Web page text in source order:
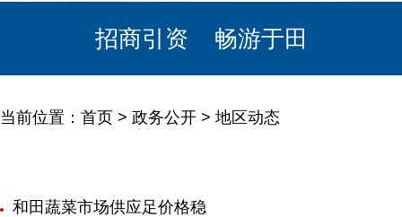
招商引资 畅游于田
当前位置： 首页 > 政务公开 > 地区动态
和田蔬菜市场供应足价格稳